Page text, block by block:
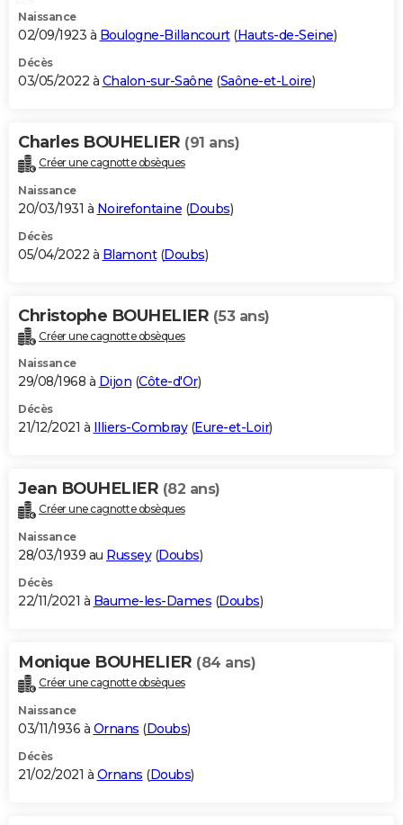
Naissance
02/09/1923 à Boulogne-Billancourt(Hauts-de-Seine)
Décès
03/05/2022 à Chalon-sur-Saône (Saône-et-Loire)
Charles BOUHELIER (91 ans)
Créer une cagnotte obsèques
Naissance
20/03/1931 à Noirefontaine (Doubs)
Décès
05/04/2022 à Blamont(Doubs)
Christophe BOUHELIER (53 ans)
Créer une cagnotte obsèques
Naissance
29/08/1968 à Dijon (Côte-d'Or)
Décès
21/12/2021 à Illiers-Combray(Eure-et-Loir)
Jean BOUHELIER (82 ans)
Créer une cagnotte obsèques
Naissance
28/03/1939 au Russey(Doubs)
Décès
22/11/2021 à Baume-les-Dames (Doubs)
Monique BOUHELIER (84 ans)
Créer une cagnotte obsèques
Naissance
03/11/1936 à Ornans (Doubs)
Décès
21/02/2021 à Ornans (Doubs)